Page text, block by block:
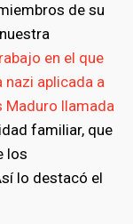
de su
en el que
aplicada a
Maduro llamada
familiar, que
los
lo destacó el